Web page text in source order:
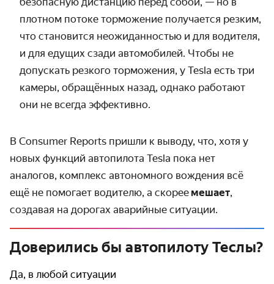
плотном потоке торможение получается резким,
что становится неожиданностью и для водителя,
и для едущих сзади автомобилей. Чтобы не
допускать резкого торможения, у Tesla есть три
камеры, обращённых назад, однако работают
они не всегда эффективно.
В Consumer Reports пришли к выводу, что, хотя у
новых функций автопилота Tesla пока нет
аналогов, комплекс автономного вождения всё
ещё не помогает водителю, а скорее мешает,
создавая на дорогах аварийные ситуации.
Доверились бы автопилоту Теслы?
Да, в любой ситуации